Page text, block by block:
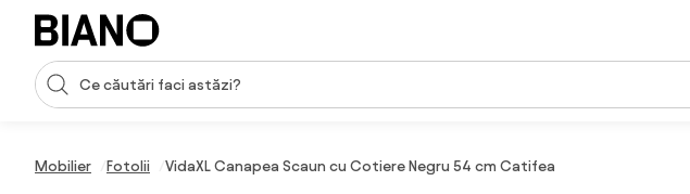
Sari peste navigare, accesează conținutul
Introducerea căutării
Mobilier Fotolii VidaXL Canapea Scaun cu Cotiere Negru 54 cm Catifea